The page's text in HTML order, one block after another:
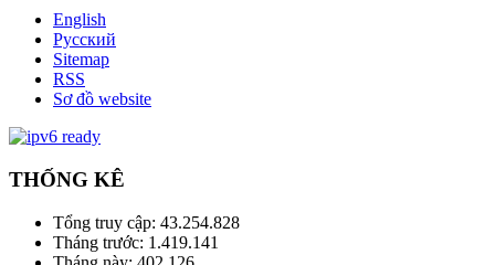
English
Русский
Sitemap
RSS
Sơ đồ website
THỐNG KÊ
Tổng truy cập: 43.254.828
Tháng trước: 1.419.141